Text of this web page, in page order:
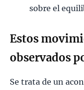
sobre el
Estos
observados
Se trata de un